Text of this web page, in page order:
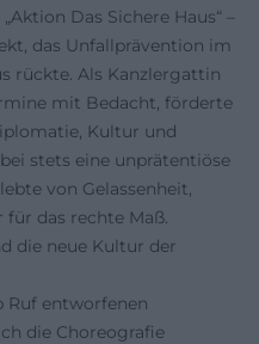
Das Sichere Haus“ –
das Unfallprävention im
rückte. Als Kanzlergattin
mit Bedacht, förderte
Kultur und
stets eine unprätentiöse
von Gelassenheit,
das rechte Maß.
die neue Kultur der
Ruf entworfenen
die Choreografie